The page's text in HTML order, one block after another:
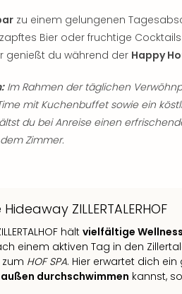
zu einem gelungenen
Bier oder fruchtige
genießt du während der Happy
Im Rahmen der täglichen
mit Kuchenbuffet sowie ein
du bei Anreise einen
Zimmer.
ZILLERTALERHOF
hältvielfältige
einem aktiven Tag in den
HOF SPA. Hier erwartet dich
durchschwimmen kannst,